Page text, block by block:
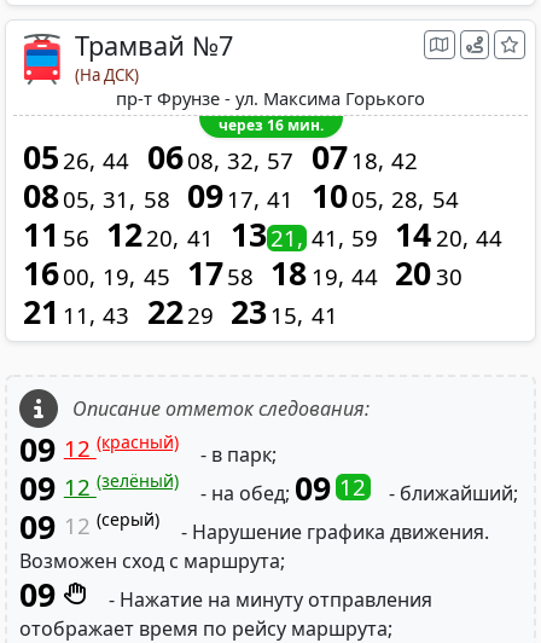
Трамвай №7
(На ДСК)
пр-т Фрунзе - ул. Максима Горького
через 16 мин.
0526 44 0608 32 57 07 18 42
0805 31 58 09 17 41 1005 28 54
11 56 1220 41 1321 41 59 1420 44
1600 19 45 1758 18 19 44 2030
21 11 43 2229 23 15 41
Описание отметок следования:
09 12(красный) - в парк;
09 12(зелёный) - на обед; 09 12 - ближайший;
09 12 (серый)
- Нарушение графика движения.
Возможен сход с маршрута;
09
- Нажатие на минуту отправления
отображает время по рейсу маршрута;